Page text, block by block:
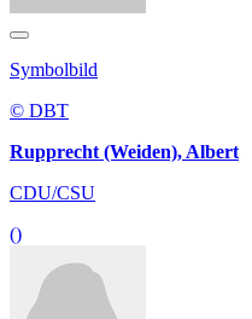
Symbolbild
© DBT
Rupprecht (Weiden), Albert
CDU/CSU
()